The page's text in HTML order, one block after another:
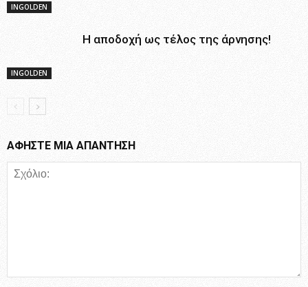
INGOLDEN
INGOLDEN
Η αποδοχή ως τέλος της άρνησης!
ΑΦΗΣΤΕ ΜΙΑ ΑΠΑΝΤΗΣΗ